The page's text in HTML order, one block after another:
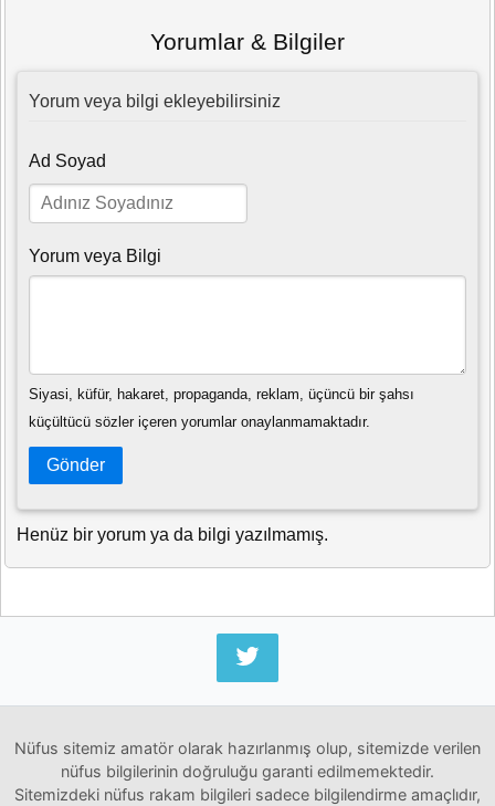
Yorumlar & Bilgiler
Yorum veya bilgi ekleyebilirsiniz
Ad Soyad
Yorum veya Bilgi
Siyasi, küfür, hakaret, propaganda, reklam, üçüncü bir şahsı
küçültücü sözler içeren yorumlar onaylanmamaktadır.
Gönder
Henüz bir yorum ya da bilgi yazılmamış.
Nüfus sitemiz amatör olarak hazırlanmış olup, sitemizde verilen
nüfus bilgilerinin doğruluğu garanti edilmemektedir.
Sitemizdeki nüfus rakam bilgileri sadece bilgilendirme amaçlıdır,